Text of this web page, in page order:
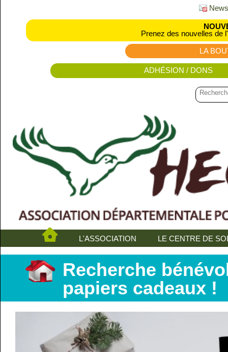
Prenez des nouvelles de
LA
ADHÉSION / DONS
L'ASSOCIATION LE CENTRE DE
Recherche
papiers cadeaux !